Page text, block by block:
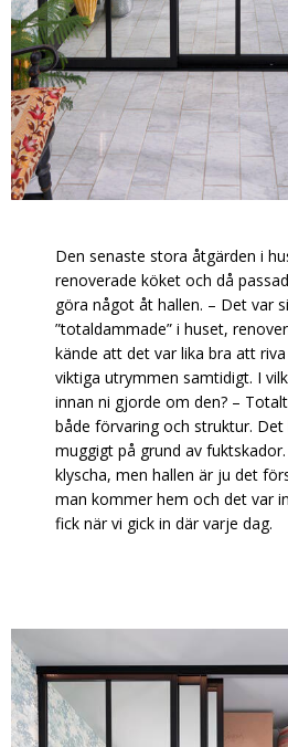
Den senaste stora åtgärden i
renoverade köket och då
göra något åt hallen. – Det var
”totaldammade” i huset,
kände att det var lika bra att
viktiga utrymmen samtidigt. I
innan ni gjorde om den? –
både förvaring och struktur.
muggigt på grund av
klyscha, men hallen är ju det
man kommer hem och det var
fick när vi gick in där varje dag.